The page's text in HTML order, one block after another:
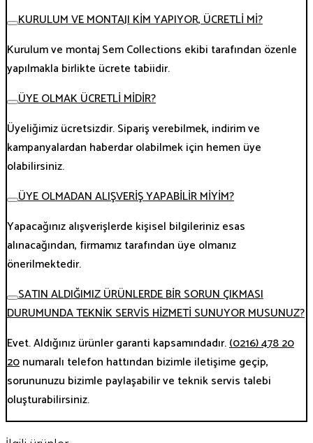
KURULUM VE MONTAJI KİM YAPIYOR, ÜCRETLİ Mİ?
Kurulum ve montaj Sem Collections ekibi tarafından özenle
yapılmakla birlikte ücrete tabiidir.
ÜYE OLMAK ÜCRETLİ MİDİR?
Üyeliğimiz ücretsizdir. Sipariş verebilmek, indirim ve
kampanyalardan haberdar olabilmek için hemen üye
olabilirsiniz.
ÜYE OLMADAN ALIŞVERİŞ YAPABİLİR MİYİM?
Yapacağınız alışverişlerde kişisel bilgileriniz esas
alınacağından, firmamız tarafından üye olmanız
önerilmektedir.
SATIN ALDIĞIMIZ ÜRÜNLERDE BİR SORUN ÇIKMASI
DURUMUNDA TEKNİK SERVİS HİZMETİ SUNUYOR MUSUNUZ?
Evet. Aldığınız ürünler garanti kapsamındadır.(0216) 478 20
20numaralı telefon hattından bizimle iletişime geçip,
sorununuzu bizimle paylaşabilir ve teknik servis talebi
oluşturabilirsiniz.